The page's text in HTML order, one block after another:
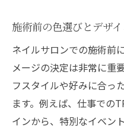
施術前の色選びとデザ
ネイルサロンでの施術前
メージの決定は非常に重
フスタイルや好みに合っ
ます。例えば、仕事での
インから、特別なイベン